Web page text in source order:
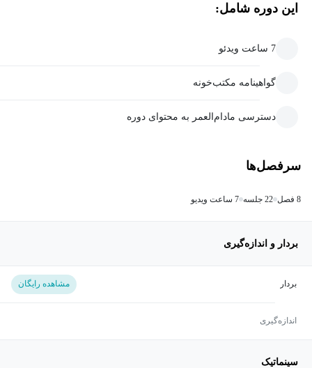
این دوره شامل:
7 ساعت ویدئو
گواهینامه مکتب‌خونه
دسترسی مادام‌العمر به محتوای دوره
سرفصل‌ها
8 فصل 22 جلسه 7 ساعت ویدیو
بردار و اندازه‌گیری
بردار مشاهده رایگان
اندازه‌گیری
سینماتیک